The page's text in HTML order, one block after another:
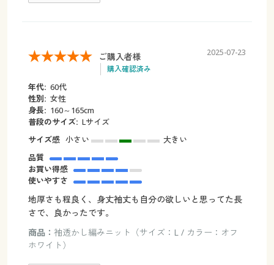
ご購入者様
購入確認済み
2025-07-23
年代: 60代
性別: 女性
身長: 160～165cm
普段のサイズ: Lサイズ
サイズ感 小さい
大きい
品質
お買い得感
使いやすさ
地厚さも程良く、身丈袖丈も自分の欲しいと思ってた長
さで、良かったです。
商品： 袖透かし編みニット（サイズ：L / カラー：オフ
ホワイト）